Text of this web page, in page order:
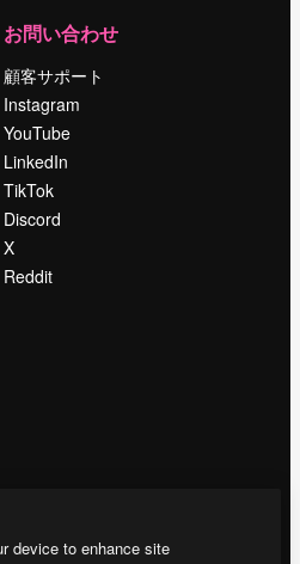
お問い合わせ
顧客サポート
Instagram
YouTube
LinkedIn
TikTok
Discord
X
Reddit
device to enhance site